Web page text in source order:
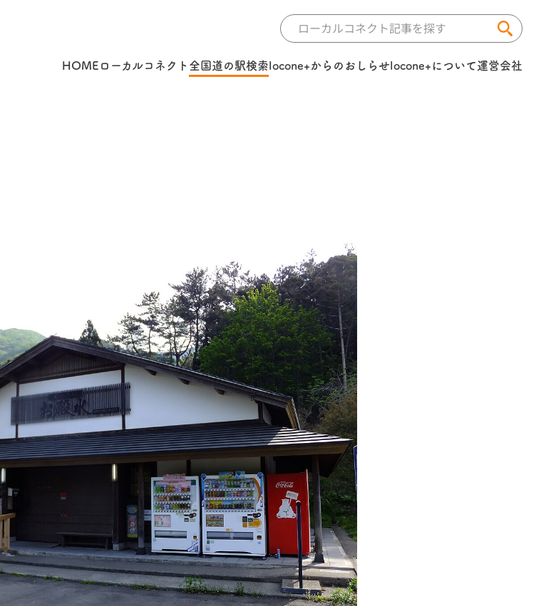
HOME ローカルコネクト 全国道の駅検索locone+からのおしらせlocone+について運営会社